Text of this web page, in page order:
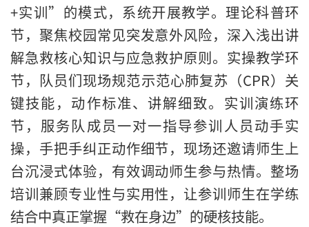
+实训”的模式，系统开展教学。理论科普环
节，聚焦校园常见突发意外风险，深入浅出讲
解急救核心知识与应急救护原则。实操教学环
节，队员们现场规范示范心肺复苏（CPR）关
键技能，动作标准、讲解细致。实训演练环
节，服务队成员一对一指导参训人员动手实
操，手把手纠正动作细节，现场还邀请师生上
台沉浸式体验，有效调动师生参与热情。整场
培训兼顾专业性与实用性，让参训师生在学练
结合中真正掌握“救在身边”的硬核技能。